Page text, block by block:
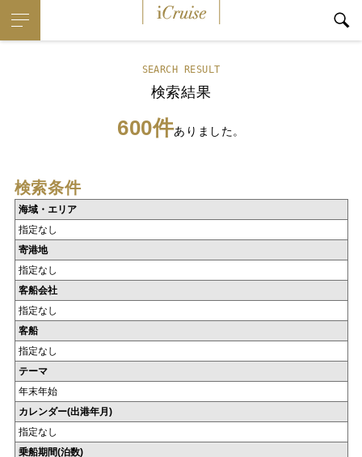
SEARCH RESULT
検索結果
600件ありました。
検索条件
海域・エリア
指定なし
寄港地
指定なし
客船会社
指定なし
客船
指定なし
テーマ
年末年始
カレンダー(出港年月)
指定なし
乗船期間(泊数)